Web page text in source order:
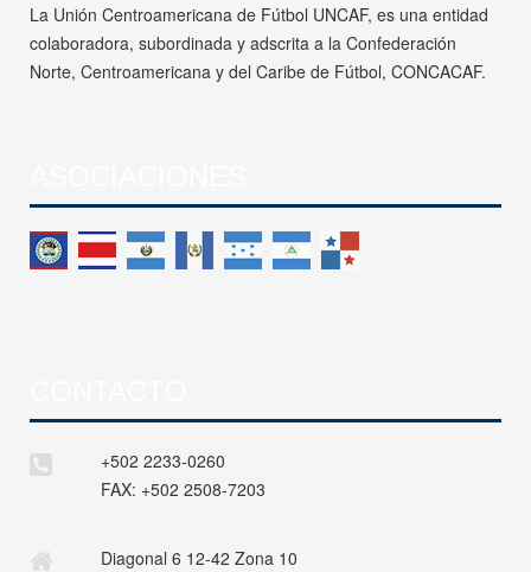
La Unión Centroamericana de Fútbol UNCAF, es una entidad
colaboradora, subordinada y adscrita a la Confederación
Norte, Centroamericana y del Caribe de Fútbol, CONCACAF.
+502 2233-0260
FAX: +502 2508-7203
Diagonal 6 12-42 Zona 10